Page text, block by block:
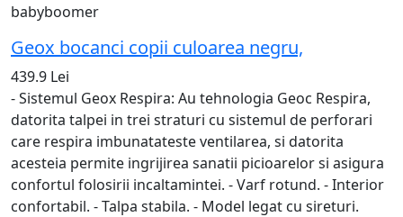
babyboomer
Geox bocanci copii culoarea negru,
439.9 Lei
- Sistemul Geox Respira: Au tehnologia Geoc Respira,
datorita talpei in trei straturi cu sistemul de perforari
care respira imbunatateste ventilarea, si datorita
acesteia permite ingrijirea sanatii picioarelor si asigura
confortul folosirii incaltamintei. - Varf rotund. - Interior
confortabil. - Talpa stabila. - Model legat cu sireturi.